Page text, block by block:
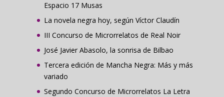
Espacio 17 Musas
La novela negra hoy, según Víctor Claudín
III Concurso de Microrrelatos de Real Noir
José Javier Abasolo, la sonrisa de Bilbao
Tercera edición de Mancha Negra: Más y más
variado
Segundo Concurso de Microrrelatos La Letra